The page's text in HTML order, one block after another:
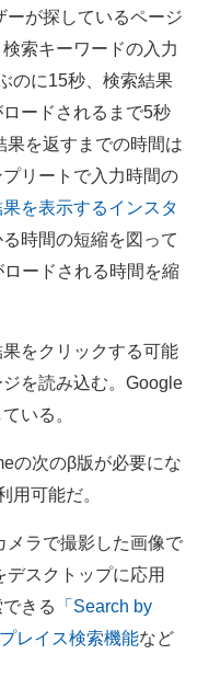
が探しているページ
索キーワードの入力
のに15秒、検索結果
ードされるまで5秒
を返すまでの時間は
リートで入力時間の
を表示するインスタ
時間の短縮を図って
ードされる時間を縮
をクリックする可能
を読み込む。Google
いる。
の次のβ版が必要にな
用可能だ。
ラで撮影した画像で
スクトップに応用
きる
「Search by
プレイス検索機能など